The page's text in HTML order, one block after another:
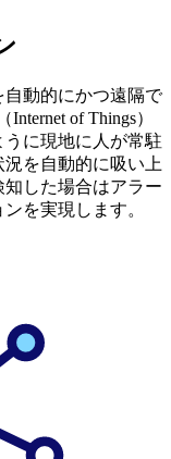
動的にかつ遠隔で
of Things）
に現地に人が常駐
を自動的に吸い上
した場合はアラー
を実現します。